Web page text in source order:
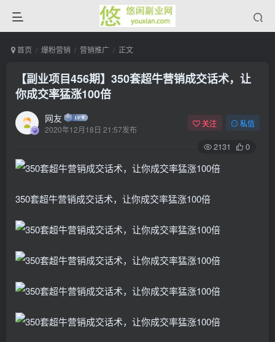
首页 爆粉营销 营销推广 正文
【副业项目456期】350套超牛营销成交话术，让
你成交率猛涨100倍
网友
2020年12月18日 21:57发布
关注 私信
2131 0
350套超牛营销成交话术，让你成交率猛涨100倍